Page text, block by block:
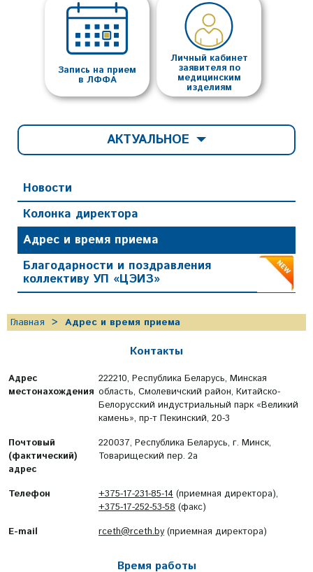
Запись на прием
в ЛФФА
Личный кабинет
заявителя по
медицинским
изделиям
Новости
Колонка директора
Адрес и время приема
Благодарности и поздравления
коллективу УП «ЦЭИЗ»
АКТУАЛЬНОЕ
Главная Адрес и время приема
Контакты
Адрес
местонахождения
222210, Республика Беларусь, Минская
область, Смолевичский район, Китайско-
Белорусский индустриальный парк «Великий
камень», пр-т Пекинский, 20-3
Почтовый
(фактический)
адрес
220037, Республика Беларусь, г. Минск,
Товарищеский пер. 2а
Телефон +375-17-231-85-14 (приемная директора),
+375-17-252-53-58 (факс)
E-mail
rceth@rceth.by (приемная директора)
Время работы